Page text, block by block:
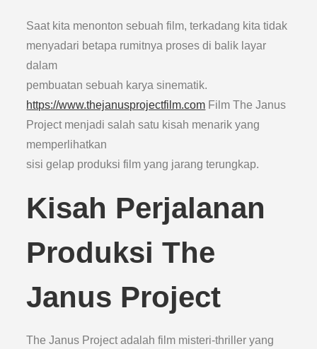
Saat kita menonton sebuah film, terkadang kita tidak
menyadari betapa rumitnya proses di balik layar
dalam
pembuatan sebuah karya sinematik.
https://www.thejanusprojectfilm.com Film The Janus
Project menjadi salah satu kisah menarik yang
memperlihatkan
sisi gelap produksi film yang jarang terungkap.
Kisah Perjalanan
Produksi The
Janus Project
The Janus Project adalah film misteri-thriller yang